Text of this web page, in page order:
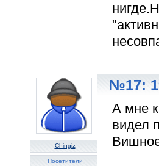
Chingiz
Посетители
№17:
А мне
видел